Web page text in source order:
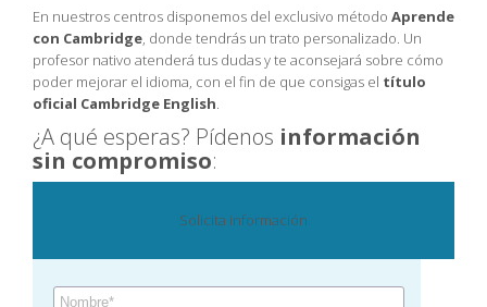
En nuestros centros disponemos del exclusivo método Aprende
con Cambridge , donde tendrás un trato personalizado. Un
profesor nativo atenderá tus dudas y te aconsejará sobre cómo
poder mejorar el idioma, con el fin de que consigas el título
oficial Cambridge English
¿A qué esperas? Pídenos información
sin compromiso:
Solicita información